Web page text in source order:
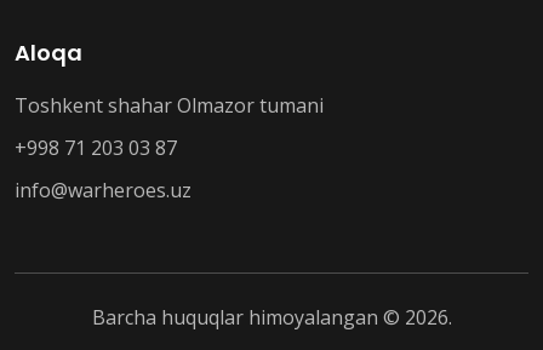
Aloqa
Toshkent shahar Olmazor tumani
+998 71 203 03 87
info@warheroes.uz
Barcha huquqlar himoyalangan © 2026.